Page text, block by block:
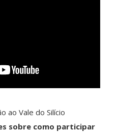
ao Vale do Silício
sobre como participar